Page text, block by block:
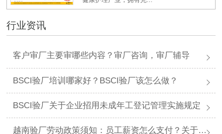
行业资讯
客户审厂主要审哪些内容？审厂咨询，审厂辅导
BSCI验厂培训哪家好？BSCI验厂该怎么做？
BSCI验厂关于企业招用未成年工登记管理实施规定
越南验厂劳动政策须知：员工薪资怎么支付？关于薪资支付有哪些规定呢？